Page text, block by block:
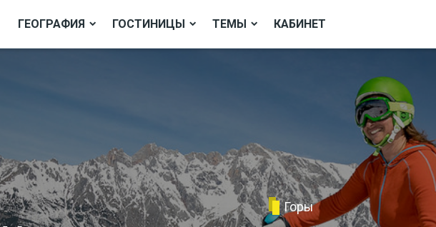
ГЕОГРАФИЯ ГОСТИНИЦЫ ТЕМЫ КАБИНЕТ
Горы